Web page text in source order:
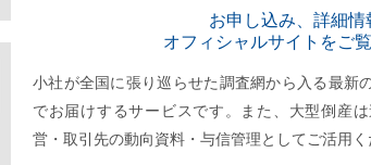
お申し込み、詳細情
オフィシャルサイトをご
小社が全国に張り巡らせた調査網から入る最新
でお届けするサービスです。また、大型倒産
営・取引先の動向資料・与信管理としてご活用く